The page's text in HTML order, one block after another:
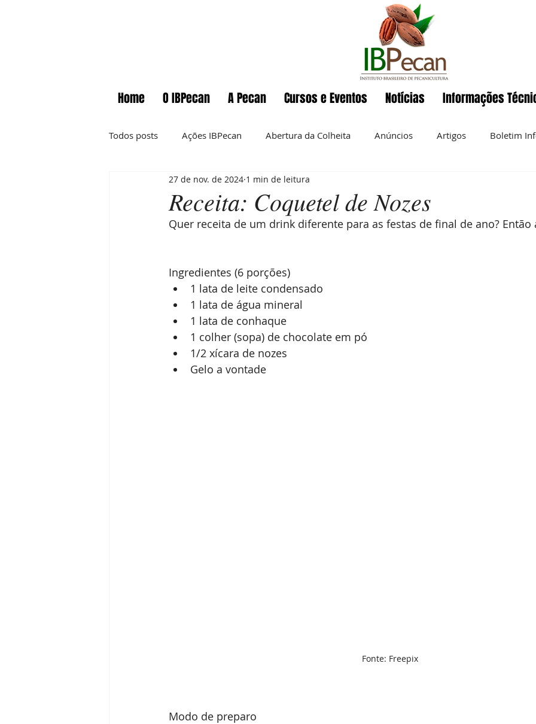
Home O IBPecan A Pecan Cursos e Eventos Notícias Informações
Todos posts Ações IBPecan Abertura da Colheita Anúncios Artigos Boletim
Comunicados Cursos Eventos
Informações técnicas News semanal Noz-pecan Notícias Nutrição O
Segredos da Pecan
Revista Brasil Pecan
Receita: Coquetel de Nozes
27 de nov. de 2024 1 min de leitura
Quer receita de um drink diferente para as festas de final de ano? Então
Ingredientes (6 porções)
1 lata de leite condensado
1 lata de água mineral
1 lata de conhaque
1 colher (sopa) de chocolate em pó
1/2 xícara de nozes
Gelo a vontade
Fonte: Freepix
Modo de preparo